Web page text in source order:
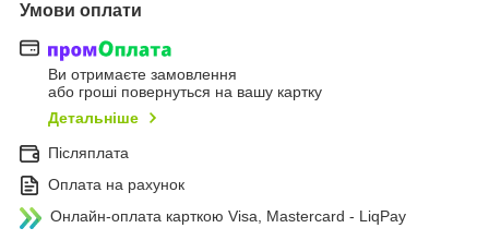
Умови оплати
Ви отримаєте замовлення
або гроші повернуться на вашу картку
Детальніше
Післяплата
Оплата на рахунок
Онлайн-оплата карткою Visa, Mastercard - LiqPay